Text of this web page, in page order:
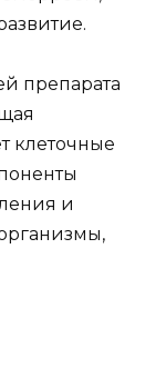
препарата
клеточные
и